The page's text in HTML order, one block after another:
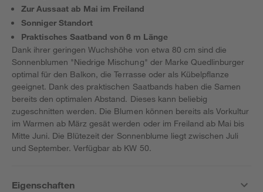
Zur Aussaat ab Mai im Freiland
Sonniger Standort
Praktisches Saatband von 6 m Länge
Dank ihrer geringen Wuchshöhe von etwa 80 cm sind die
Sonnenblumen "Niedrige Mischung" der Marke Quedlinburger
optimal für den Balkon, die Terrasse oder als Kübelpflanze
geeignet. Dank des praktischen Saatbands haben die Samen
bereits den optimalen Abstand. Dieses kann beliebig
zugeschnitten werden. Die Blumen können bereits als Vorkultur
im Warmen ab März gesät werden oder im Freiland ab Mai bis
Mitte Juni. Die Blütezeit der Sonnenblume liegt zwischen Juli
und September. Verfügbar ab KW 50.
Eigenschaften